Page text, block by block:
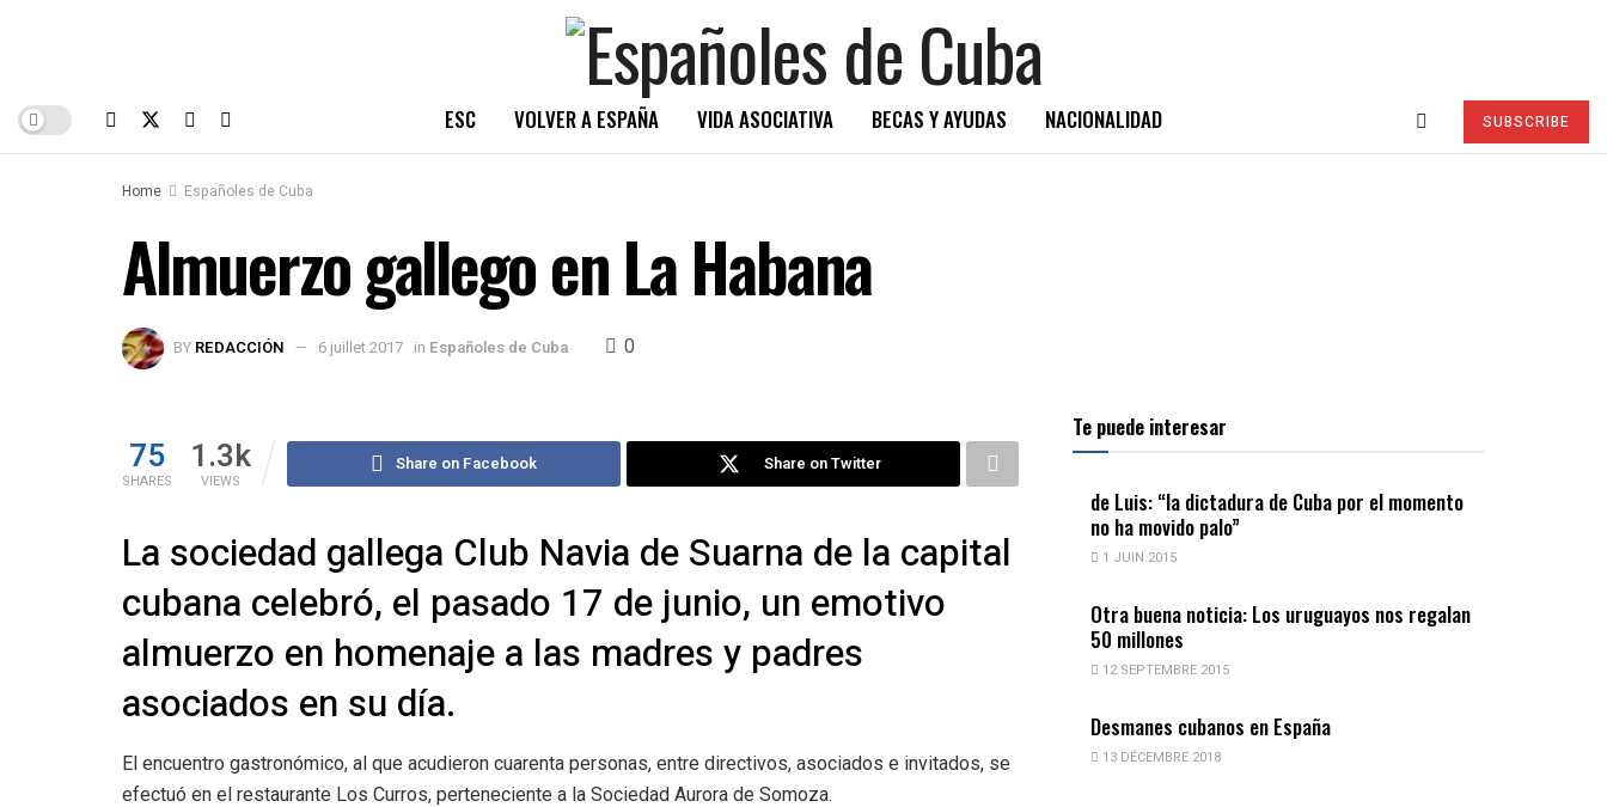
ESC VOLVER A ESPAÑA VIDA ASOCIATIVA BECAS Y AYUDAS NACIONALIDAD SUBSCRIBE
Home Españoles de Cuba
Almuerzo gallego en La Habana
BY REDACCIÓN 6 juillet 2017 in Españoles de Cuba 0
75
SHARES
1.3k
VIEWS
Share on Facebook Share on Twitter
La sociedad gallega Club Navia de Suarna de la capital
cubana celebró, el pasado 17 de junio, un emotivo
almuerzo en homenaje a las madres y padres
asociados en su día.
El encuentro gastronómico, al que acudieron cuarenta personas, entre directivos, asociados e invitados, se
efectuó en el restaurante Los Curros, perteneciente a la Sociedad Aurora de Somoza.
Te puede interesar
de Luis: “la dictadura de Cuba por el momento
no ha movido palo”
1 JUIN 2015
Otra buena noticia: Los uruguayos nos regalan
50 millones
12 SEPTEMBRE 2015
Desmanes cubanos en España
13 DÉCEMBRE 2018